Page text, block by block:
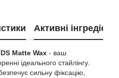
Активні
DS Matte Wax - ваш
ідеального стайлінгу.
сильну фіксацію,